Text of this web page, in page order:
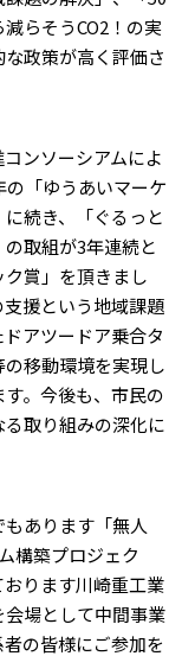
らそうCO2！の実
政策が高く評価さ
ンソーシアムによ
の「ゆうあいマーケ
続き、「ぐるっと
取組が3年連続と
賞」を頂きまし
援という地域課題
アツードア乗合タ
移動環境を実現し
。今後も、市民の
取り組みの深化に
あります「無人
構築プロジェク
ります川崎重工業
場として中間事業
の皆様にご参加を